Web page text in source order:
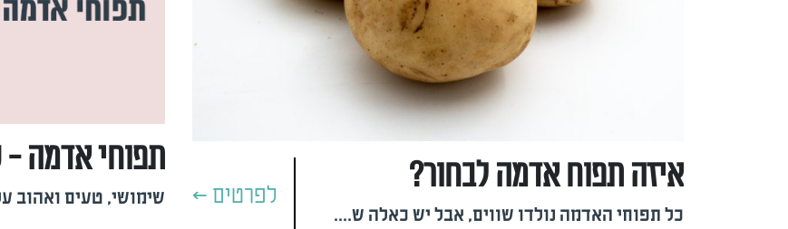
איזה תפוח אדמה לבחור?
כל תפוחי האדמה נולדו שווים, אבל יש כאלה ש....
לפרטים >